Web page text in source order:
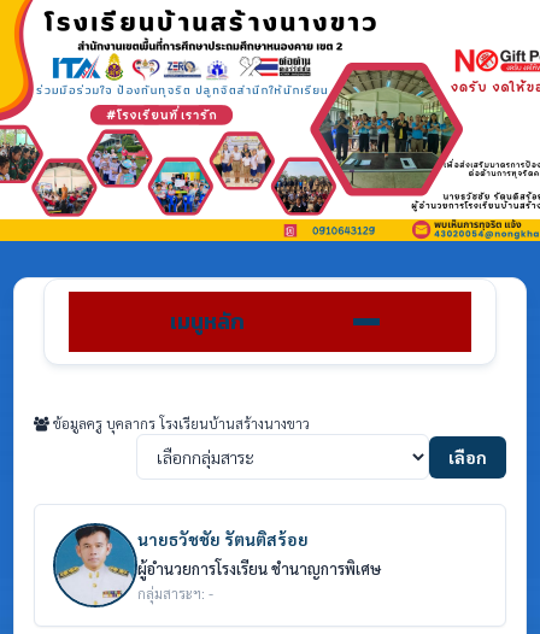
เมนูหลัก
ข้อมูลครู บุคลากร โรงเรียนบ้านสร้างนางขาว
เลือก
นายธวัชชัย รัตนติสร้อย
ผู้อำนวยการโรงเรียน ชำนาญการพิเศษ
กลุ่มสาระฯ: -